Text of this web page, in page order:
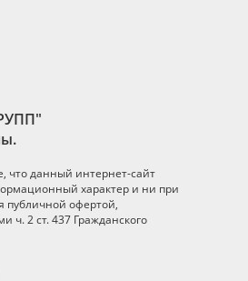
данный интернет-сайт
характер и ни при
публичной офертой,
ч. 2 ст. 437 Гражданского